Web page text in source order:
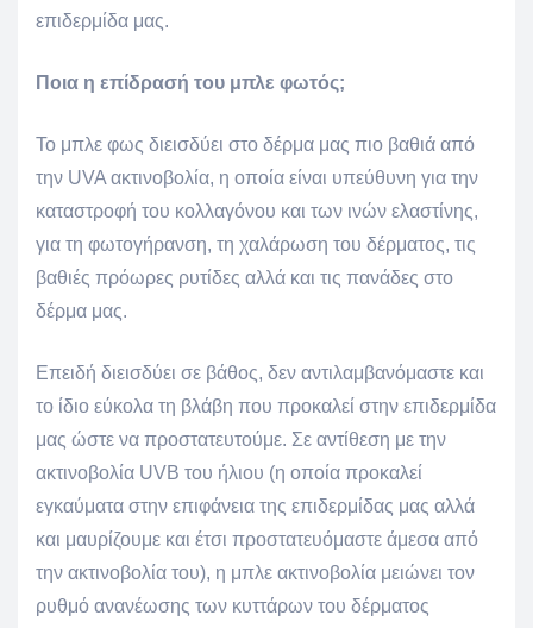
επιδερμίδα μας.
Ποια η επίδρασή του μπλε φωτός;
Το μπλε φως διεισδύει στο δέρμα μας πιο βαθιά από
την UVA ακτινοβολία, η οποία είναι υπεύθυνη για την
καταστροφή του κολλαγόνου και των ινών ελαστίνης,
για τη φωτογήρανση, τη χαλάρωση του δέρματος, τις
βαθιές πρόωρες ρυτίδες αλλά και τις πανάδες στο
δέρμα μας.
Επειδή διεισδύει σε βάθος, δεν αντιλαμβανόμαστε και
το ίδιο εύκολα τη βλάβη που προκαλεί στην επιδερμίδα
μας ώστε να προστατευτούμε. Σε αντίθεση με την
ακτινοβολία UVB του ήλιου (η οποία προκαλεί
εγκαύματα στην επιφάνεια της επιδερμίδας μας αλλά
και μαυρίζουμε και έτσι προστατευόμαστε άμεσα από
την ακτινοβολία του), η μπλε ακτινοβολία μειώνει τον
ρυθμό ανανέωσης των κυττάρων του δέρματος